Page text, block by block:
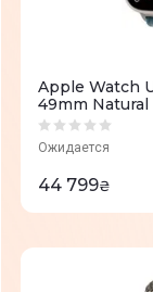
Apple Watch
49mm
Blue Alpine
Ожидается
44 799₴